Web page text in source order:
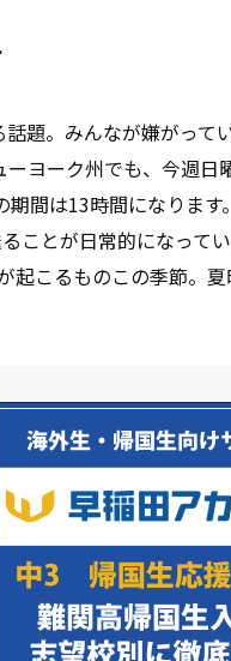
題。みんなが嫌がっ
ヨーク州でも、今週日
期間は13時間になりま
ことが日常的になって
起こるものこの季節。